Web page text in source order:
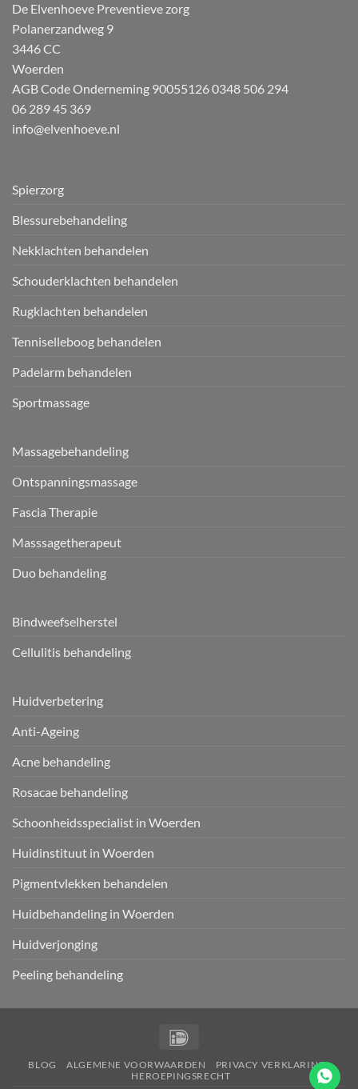
De Elvenhoeve Preventieve zorg
Polanerzandweg 9
3446 CC
Woerden
AGB Code Onderneming 900551260348 506 294
06 289 45 369
info@elvenhoeve.nl
Spierzorg
Blessurebehandeling
Nekklachten behandelen
Schouderklachten behandelen
Rugklachten behandelen
Tenniselleboog behandelen
Padelarm behandelen
Sportmassage
Massagebehandeling
Ontspanningsmassage
Fascia Therapie
Masssagetherapeut
Duo behandeling
Bindweefselherstel
Cellulitis behandeling
Huidverbetering
Anti-Ageing
Acne behandeling
Rosacae behandeling
Schoonheidsspecialist in Woerden
Huidinstituut in Woerden
Pigmentvlekken behandelen
Huidbehandeling in Woerden
Huidverjonging
Peeling behandeling
BLOG ALGEMENE VOORWAARDEN
PRIVACY VERKLARING
HEROEPINGSRECHT